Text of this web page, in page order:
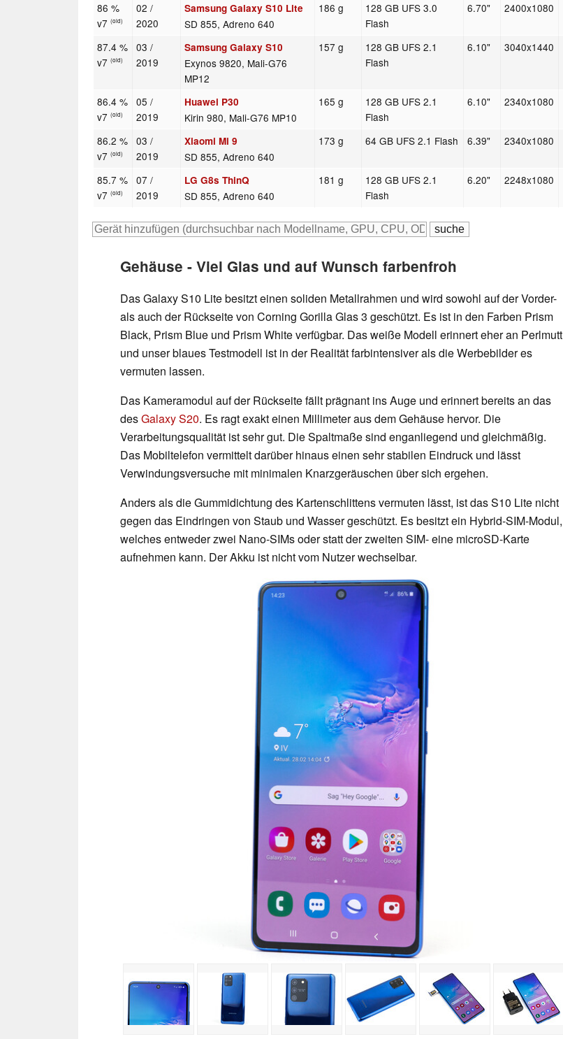
86 %
v7(old)
02 /
2020
Samsung Galaxy S10 Lite
SD 855, Adreno 640
186 g
128 GB UFS 3.0
Flash
6.70" 2400x1080
87.4 %
v7(old)
03 /
2019
Samsung Galaxy S10
Exynos 9820, Mali-G76
MP12
157 g
128 GB UFS 2.1
Flash
6.10" 3040x1440
86.4 %
v7(old)
05 /
2019
Huawei P30
Kirin 980, Mali-G76 MP10
165 g
128 GB UFS 2.1
Flash
6.10" 2340x1080
86.2 %
v7(old)
03 /
2019
Xiaomi Mi 9
SD 855, Adreno 640
173 g 64 GB UFS 2.1 Flash 6.39" 2340x1080
85.7 %
v7(old)
07 /
2019
LG G8s ThinQ
SD 855, Adreno 640
181 g
128 GB UFS 2.1
Flash
6.20" 2248x1080
Gehäuse - Viel Glas und auf Wunsch farbenfroh
Das Galaxy S10 Lite besitzt einen soliden Metallrahmen und wird sowohl auf der Vorder-
als auch der Rückseite von Corning Gorilla Glas 3 geschützt. Es ist in den Farben Prism
Black, Prism Blue und Prism White verfügbar. Das weiße Modell erinnert eher an Perlmutt
und unser blaues Testmodell ist in der Realität farbintensiver als die Werbebilder es
vermuten lassen.
Das Kameramodul auf der Rückseite fällt prägnant ins Auge und erinnert bereits an das
desGalaxy S20. Es ragt exakt einen Millimeter aus dem Gehäuse hervor. Die
Verarbeitungsqualität ist sehr gut. Die Spaltmaße sind enganliegend und gleichmäßig.
Das Mobiltelefon vermittelt darüber hinaus einen sehr stabilen Eindruck und lässt
Verwindungsversuche mit minimalen Knarzgeräuschen über sich ergehen.
Anders als die Gummidichtung des Kartenschlittens vermuten lässt, ist das S10 Lite nicht
gegen das Eindringen von Staub und Wasser geschützt. Es besitzt ein Hybrid-SIM-Modul,
welches entweder zwei Nano-SIMs oder statt der zweiten SIM- eine microSD-Karte
aufnehmen kann. Der Akku ist nicht vom Nutzer wechselbar.